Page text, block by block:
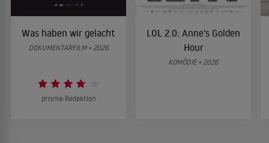
Was haben wir gelacht
DOKUMENTARFILM • 2026
prisma-Redaktion
LOL 2.0: Anne’s Golden
Hour
KOMÖDIE • 2026